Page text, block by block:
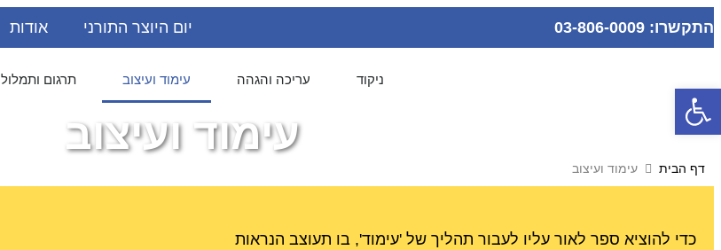
התקשרו: 03-806-0009 יום היוצר התורני אודות
ניקוד עריכה והגהה עימוד ועיצוב תרגום ותמלול
עימוד ועיצוב
דף הבית עימוד ועיצוב
כדי להוציא ספר לאור עליו לעבור תהליך של 'עימוד', בו תעוצב הנראות
פתח סרגל נגישות